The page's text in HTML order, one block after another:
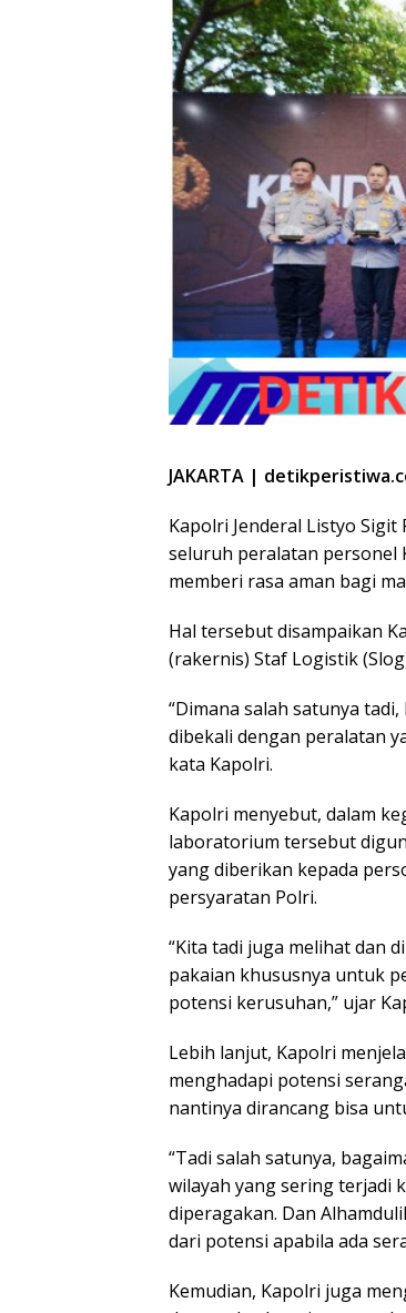
JAKARTA |
Kapolri Jenderal Listyo
seluruh peralatan personel
memberi rasa aman bagi
Hal tersebut disampaikan
(rakernis) Staf Logistik
“Dimana salah satunya
dibekali dengan peralatan
kata Kapolri.
Kapolri menyebut, dalam
laboratorium tersebut
yang diberikan kepada
persyaratan Polri.
“Kita tadi juga melihat dan
pakaian khususnya untuk
potensi kerusuhan,” ujar
Lebih lanjut, Kapolri
menghadapi potensi
nantinya dirancang bisa
“Tadi salah satunya,
wilayah yang sering terjadi
diperagakan. Dan
dari potensi apabila ada
Kemudian, Kapolri juga